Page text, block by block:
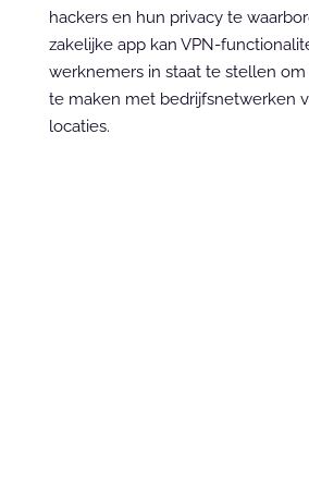
hackers en hun privacy te
zakelijke app kan VPN-
werknemers in staat te stellen
te maken met bedrijfsnetwerken
locaties.